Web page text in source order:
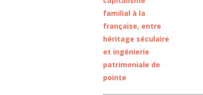
familial à la
française, entre
héritage séculaire
et ingénierie
patrimoniale de
pointe